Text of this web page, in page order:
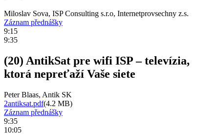
Miloslav Sova, ISP Consulting s.r.o, Internetprovsechny z.s.
Záznam přednášky
9:15
9:35
(20) AntikSat pre wifi ISP – televízia,
ktorá nepreťaží Vaše siete
Peter Blaas, Antik SK
2antiksat.pdf(4.2 MB)
Záznam přednášky
9:35
10:05